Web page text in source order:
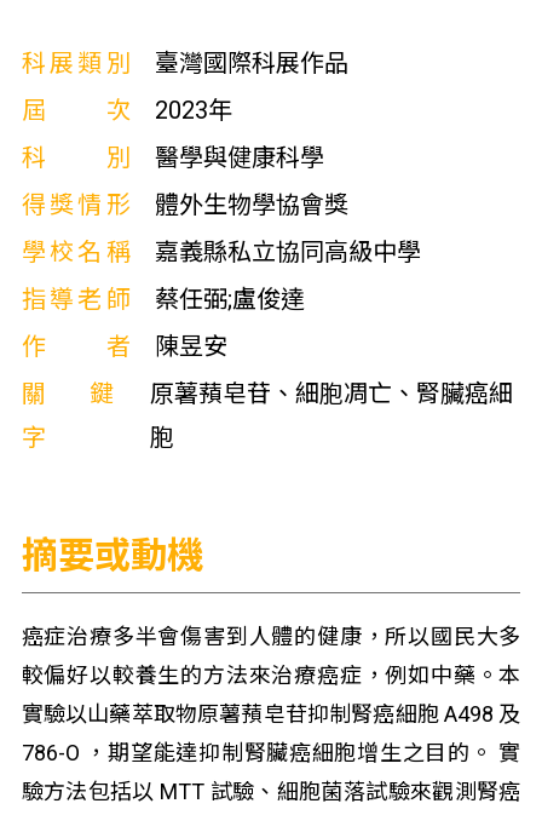
科展類別
臺灣國際科展作品
屆次
2023年
科別
醫學與健康科學
得獎情形
體外生物學協會獎
學校名稱
嘉義縣私立協同高級中學
指導老師
蔡任弼;盧俊達
作者
陳昱安
關鍵
字
原薯蕷皂苷、細胞凋亡、腎臟癌細
胞
摘要或動機
癌症治療多半會傷害到人體的健康，所以國民大多
較偏好以較養生的方法來治療癌症，例如中藥。本
實驗以山藥萃取物原薯蕷皂苷抑制腎癌細胞 A498 及
786-O ，期望能達抑制腎臟癌細胞增生之目的。 實
驗方法包括以 MTT 試驗、細胞菌落試驗來觀測腎癌